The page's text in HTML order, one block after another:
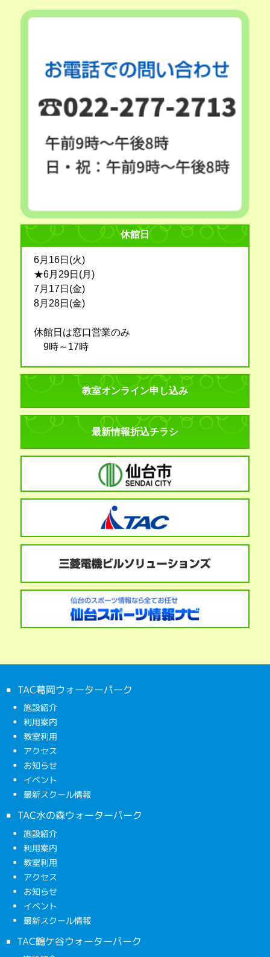
休館日
6月16日(火)
★6月29日(月)
7月17日(金)
8月28日(金)
休館日は窓口営業のみ
9時～17時
教室オンライン申し込み
最新情報折込チラシ
TAC葛岡ウォーターパーク
施設紹介
利用案内
教室利用
アクセス
お知らせ
イベント
最新スクール情報
TAC水の森ウォーターパーク
施設紹介
利用案内
教室利用
アクセス
お知らせ
イベント
最新スクール情報
TAC鶴ケ谷ウォーターパーク